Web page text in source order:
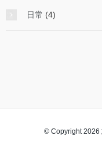
日常 (4)
© Copyright 2026